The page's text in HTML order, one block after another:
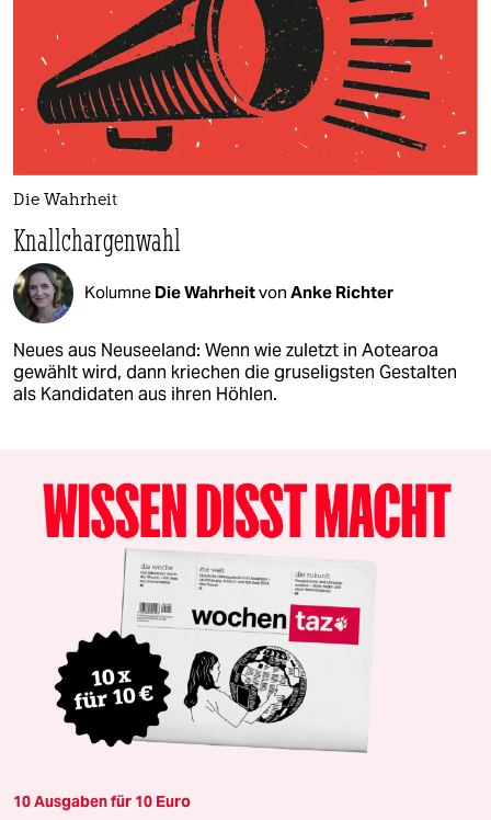
Die Wahrheit
Knallchargenwahl
Kolumne Die Wahrheitvon Anke Richter
Neues aus Neuseeland: Wenn wie zuletzt in Aotearoa
gewählt wird, dann kriechen die gruseligsten Gestalten
als Kandidaten aus ihren Höhlen.
10 Ausgaben für 10 Euro